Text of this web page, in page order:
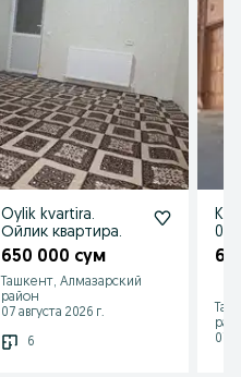
Oylik kvartira.
Ойлик квартира.
650 000 сум
Ташкент, Алмазарский
район
07 августа 2026 г.
6
07